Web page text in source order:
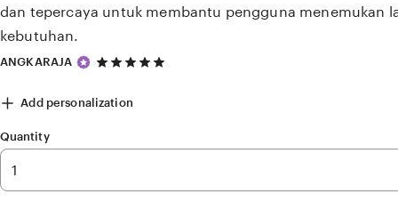
dan tepercaya untuk membantu pengguna menemukan
kebutuhan.
ANGKARAJA
5
5
Add personalization
Quantity